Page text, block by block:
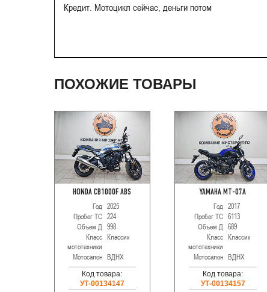
Кредит. Мотоцикл сейчас, деньги потом
ПОХОЖИЕ ТОВАРЫ
HONDA CB1000F ABS
Год 2025
Пробег ТС 224
Объем Д 998
Класс
мототехники
Классик
Мотосалон ВДНХ
Код товара:
УТ-00134147
YAMAHA MT-07A
Год 2017
Пробег ТС 6113
Объем Д 689
Класс
мототехники
Классик
Мотосалон ВДНХ
Код товара:
УТ-00134157